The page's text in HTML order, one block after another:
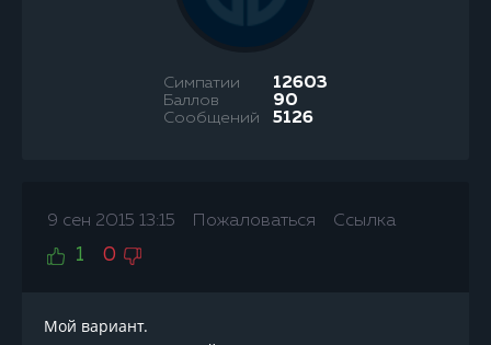
Симпатии 12603
Баллов 90
Сообщений 5126
9 сен 2015 13:15 Пожаловаться Ссылка
1 0
Мой вариант.